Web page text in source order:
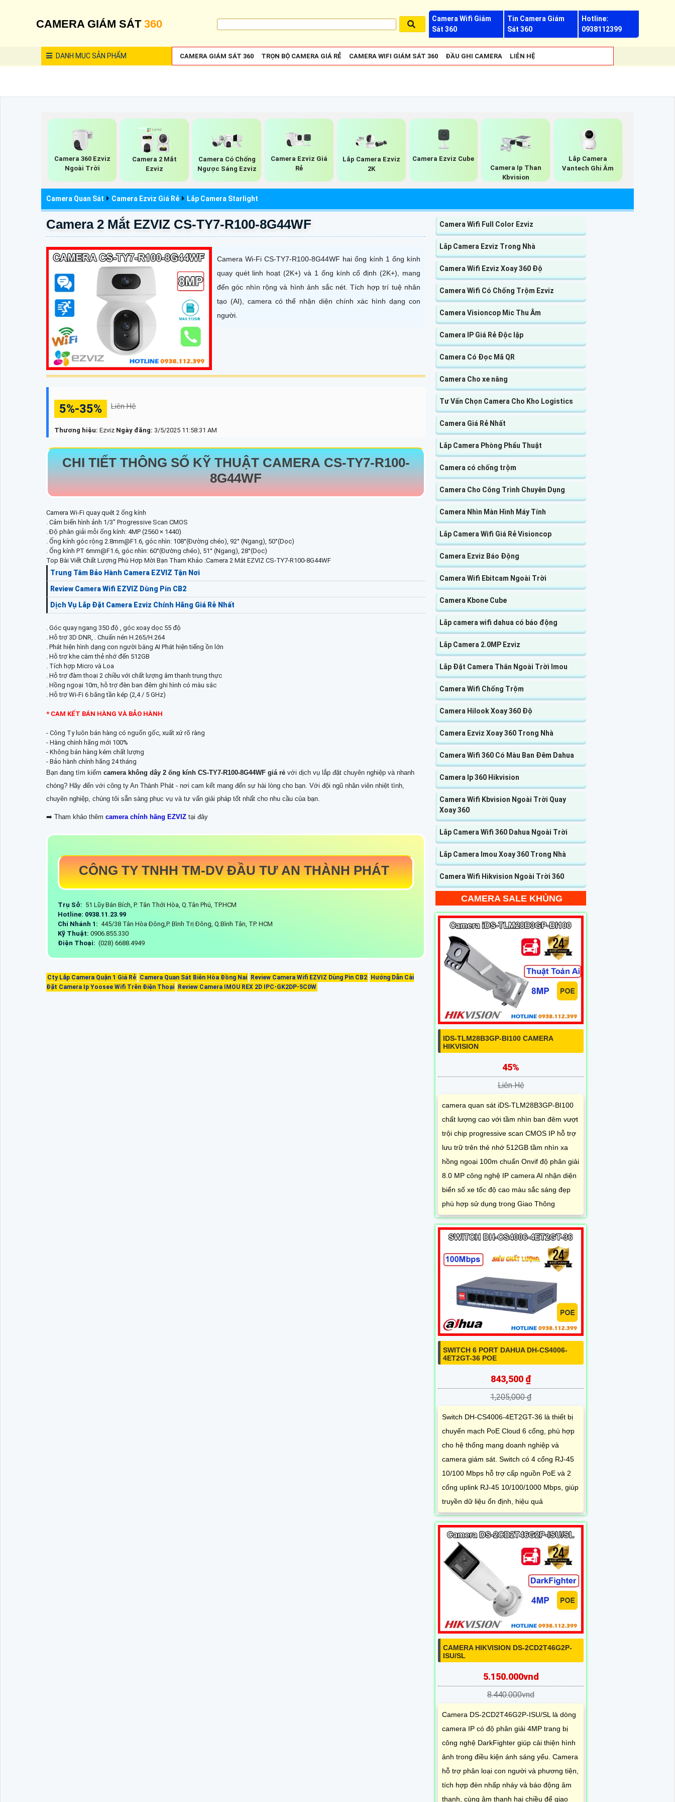
CAMERA GIÁM SÁT 360
Camera Wifi Giám
Sát 360
Tin Camera Giám
Sát 360
Hotline:
0938112399
DANH MỤCSẢN PHẨM CAMERA GIÁM SÁT 360 TRỌN BỘ CAMERA GIÁ RẺ CAMERA WIFI GIÁM SÁT 360 ĐẦU GHI CAMERA LIÊN HỆ
Camera 360 Ezviz
Ngoài Trời
Camera 2 Mắt
Ezviz
Camera Có Chống
Ngược Sáng Ezviz
Camera Ezviz Giá
Rẻ
Lắp Camera Ezviz
2K
Camera Ezviz Cube
Camera Ip Than
Kbvision
Lắp Camera
Vantech Ghi Âm
Camera Quan Sát Camera Ezviz Giá Rẻ Lắp Camera Starlight
Camera 2 Mắt EZVIZ CS-TY7-R100-8G44WF
Camera Wi-Fi CS-TY7-R100-8G44WF hai ống kính 1 ống kính
quay quét linh hoạt (2K+) và 1 ống kính cố định (2K+), mang
đến góc nhìn rộng và hình ảnh sắc nét. Tích hợp trí tuệ nhân
tạo (AI), camera có thể nhận diện chính xác hình dạng con
người.
5%-35% Liên Hệ
Thương hiệu: Ezviz Ngày đăng: 3/5/2025 11:58:31 AM
CHI TIẾT THÔNG SỐ KỸ THUẬT CAMERA CS-TY7-R100-
8G44WF
Camera Wi-Fi quay quét 2 ống kính
. Cảm biến hình ảnh 1/3" Progressive Scan CMOS
. Độ phân giải mỗi ống kính: 4MP (2560 × 1440)
. Ống kính góc rộng 2.8mm@F1.6, góc nhìn: 108°(Đường chéo), 92° (Ngang), 50°(Dọc)
. Ống kính PT 6mm@F1.6, góc nhìn: 60°(Đường chéo), 51° (Ngang), 28°(Dọc)
Top Bài Viết Chất Lượng Phù Hợp Mời Bạn Tham Khảo :Camera 2 Mắt EZVIZ CS-TY7-R100-8G44WF
Trung Tâm Bảo Hành Camera EZVIZ Tận Nơi
Review Camera Wifi EZVIZ Dùng Pin CB2
Dịch Vụ Lắp Đặt Camera Ezviz Chính Hãng Giá Rẻ Nhất
. Góc quay ngang 350 độ , góc xoay dọc 55 độ
. Hỗ trợ 3D DNR, . Chuấn nén H.265/H.264
. Phát hiện hình dạng con người bằng AI Phát hiện tiếng ồn lớn
. Hỗ trợ khe cắm thẻ nhớ đến 512GB
. Tích hợp Micro và Loa
. Hỗ trợ đàm thoại 2 chiều với chất lượng âm thanh trung thực
. Hồng ngoại 10m, hỗ trợ đèn ban đêm ghi hình có màu sắc
. Hỗ trợ Wi-Fi 6 băng tần kép (2,4 / 5 GHz)
* CAM KẾT BÁN HÀNG VÀ BẢO HÀNH
- Công Ty luôn bán hàng có nguốn gốc, xuất xứ rõ ràng
- Hàng chính hãng mới 100%
- Không bán hàng kém chất lượng
- Bảo hành chính hãng 24 tháng
Bạn đang tìm kiếm camera không dây 2 ống kính CS-TY7-R100-8G44WF giá rẻ với dịch vụ lắp đặt chuyên nghiệp và nhanh
chóng? Hãy đến với công ty An Thành Phát - nơi cam kết mang đến sự hài lòng cho bạn. Với đội ngũ nhân viên nhiệt tình,
chuyên nghiệp, chúng tôi sẵn sàng phục vụ và tư vấn giải pháp tốt nhất cho nhu cầu của bạn.
➡️ Tham khảo thêm camera chính hãng EZVIZ tại đây
CÔNG TY TNHH TM-DV ĐẦU TƯ AN THÀNH PHÁT
Trụ Sở: 51 Lũy Bán Bích, P. Tân Thới Hòa, Q.Tân Phú, TP.HCM
Hotline: 0938.11.23.99
Chi Nhánh 1: 445/38 Tân Hòa Đông,P. Bình Trị Đông, Q.Bình Tân, TP. HCM
Kỹ Thuật: 0906.855.330
Điện Thoại: (028) 6688.4949
Cty Lắp Camera Quận 1 Giá Rẻ Camera Quan Sát Biên Hòa Đồng Nai Review Camera Wifi EZVIZ Dùng Pin CB2
Hướng Dẫn Cài
Đặt Camera Ip Yoosee Wifi Trên Điện Thoại
Review Camera IMOU REX 2D IPC-GK2DP-5C0W
Camera Wifi Full Color Ezviz
Lắp Camera Ezviz Trong Nhà
Camera Wifi Ezviz Xoay 360 Độ
Camera Wifi Có Chống Trộm Ezviz
Camera Visioncop Mic Thu Âm
Camera IP Giá Rẻ Độc lập
Camera Có Đọc Mã QR
Camera Cho xe nâng
Tư Vấn Chọn Camera Cho Kho Logistics
Camera Giá Rẻ Nhất
Lắp Camera Phòng Phẩu Thuật
Camera có chống trộm
Camera Cho Công Trình Chuyên Dụng
Camera Nhìn Màn Hình Máy Tính
Lắp Camera Wifi Giá Rẻ Visioncop
Camera Ezviz Báo Động
Camera Wifi Ebitcam Ngoài Trời
Camera Kbone Cube
Lắp camera wifi dahua có báo động
Lắp Camera 2.0MP Ezviz
Lắp Đặt Camera Thân Ngoài Trời Imou
Camera Wifi Chống Trộm
Camera Hilook Xoay 360 Độ
Camera Ezviz Xoay 360 Trong Nhà
Camera Wifi 360 Có Màu Ban Đêm Dahua
Camera Ip 360 Hikvision
Camera Wifi Kbvision Ngoài Trời Quay
Xoay 360
Lắp Camera Wifi 360 Dahua Ngoài Trời
Lắp Camera Imou Xoay 360 Trong Nhà
Camera Wifi Hikvision Ngoài Trời 360
CAMERA SALE KHỦNG
IDS-TLM28B3GP-BI100 CAMERA
HIKVISION
45%
Liên Hệ
camera quan sát iDS-TLM28B3GP-BI100
chất lượng cao với tầm nhìn ban đêm vượt
trội chip progressive scan CMOS IP hỗ trợ
lưu trữ trên thẻ nhớ 512GB tầm nhìn xa
hồng ngoại 100m chuẩn Onvif độ phân giải
8.0 MP công nghệ IP camera AI nhận diện
biển số xe tốc độ cao màu sắc sáng đẹp
phù hợp sử dụng trong Giao Thông
SWITCH 6 PORT DAHUA DH-CS4006-
4ET2GT-36 POE
843,500 ₫
1,205,000 ₫
Switch DH-CS4006-4ET2GT-36 là thiết bị
chuyển mạch PoE Cloud 6 cổng, phù hợp
cho hệ thống mạng doanh nghiệp và
camera giám sát. Switch có 4 cổng RJ-45
10/100 Mbps hỗ trợ cấp nguồn PoE và 2
cổng uplink RJ-45 10/100/1000 Mbps, giúp
truyền dữ liệu ổn định, hiệu quả
CAMERA HIKVISION DS-2CD2T46G2P-
ISU/SL
5.150.000vnd
8.440.000vnd
Camera DS-2CD2T46G2P-ISU/SL là dòng
camera IP có độ phân giải 4MP trang bị
công nghệ DarkFighter giúp cải thiện hình
ảnh trong điều kiện ánh sáng yếu. Camera
hỗ trợ phân loại con người và phương tiện,
tích hợp đèn nhấp nháy và báo động âm
thanh, cùng âm thanh hai chiều để giao